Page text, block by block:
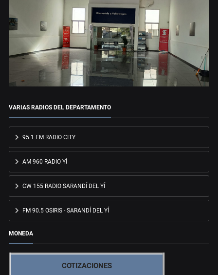
VARIAS RADIOS DEL DEPARTAMENTO
95.1 FM RADIO CITY
AM 960 RADIO YÍ
CW 155 RADIO SARANDÍ DEL YÍ
FM 90.5 OSIRIS - SARANDÍ DEL YÍ
MONEDA
COTIZACIONES